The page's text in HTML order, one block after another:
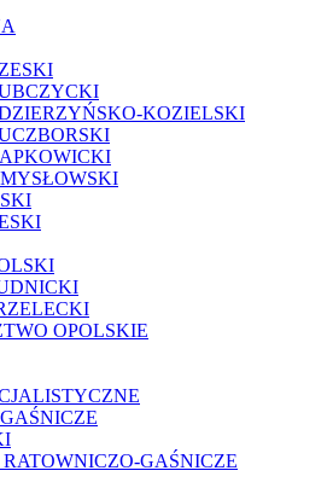
KOZIELSKI
OPOLSKIE
GAŚNICZE